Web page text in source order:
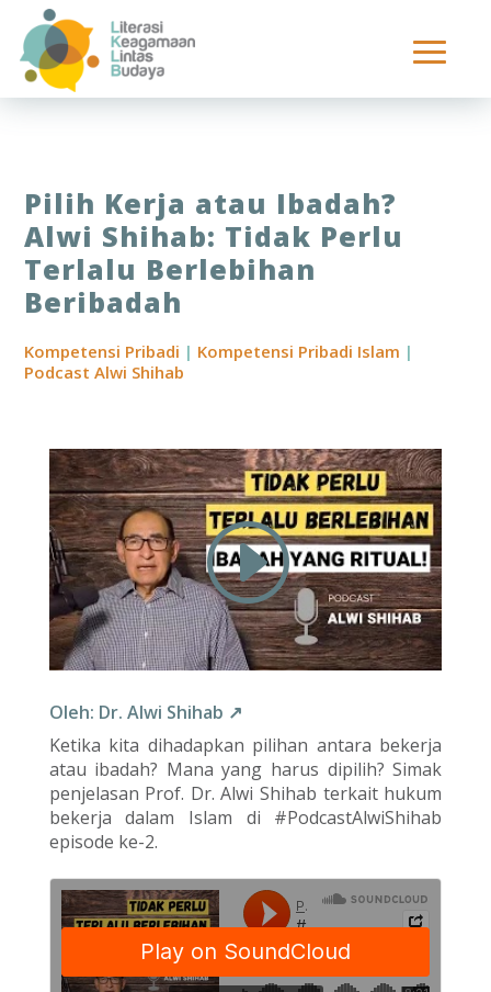
Pilih Kerja atau Ibadah?
Alwi Shihab: Tidak Perlu
Terlalu Berlebihan
Beribadah
Kompetensi Pribadi | Kompetensi Pribadi Islam |
Podcast Alwi Shihab
Oleh: Dr. Alwi Shihab ↗
Ketika kita dihadapkan pilihan antara bekerja
atau ibadah? Mana yang harus dipilih? Simak
penjelasan Prof. Dr. Alwi Shihab terkait hukum
bekerja dalam Islam di #PodcastAlwiShihab
episode ke-2.